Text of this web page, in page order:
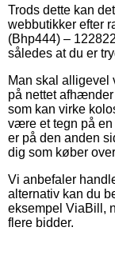
Trods dette kan
webbutikker efter
(Bhp444) –
således at du er
Man skal alligevel
på nettet
som kan virke
være et tegn på
er på den anden
dig som køber
Vi anbefaler
alternativ kan du
eksempel ViaBill,
flere bidder.